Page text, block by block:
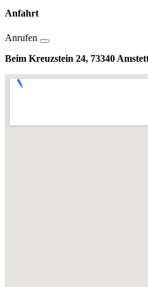
Anfahrt
Anrufen
Beim Kreuzstein 24, 73340